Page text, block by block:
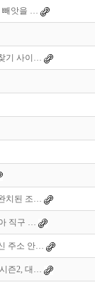
빼앗을 …
기 사이…
치된 조…
직구 …
주소 안…
즌2, 대…